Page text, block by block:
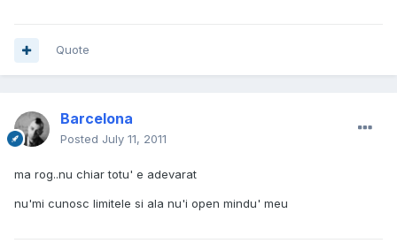
Quote
Barcelona
Posted July 11, 2011
ma rog..nu chiar totu' e adevarat
nu'mi cunosc limitele si ala nu'i open mindu' meu